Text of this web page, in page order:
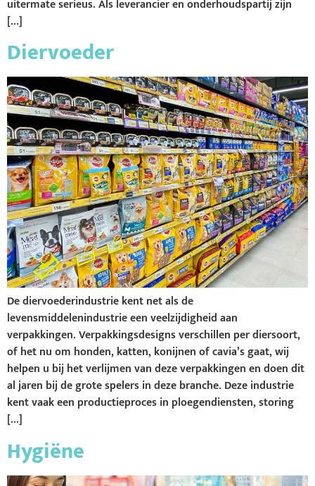
uitermate serieus. Als leverancier en onderhoudspartij zijn
[…]
Diervoeder
De diervoederindustrie kent net als de
levensmiddelenindustrie een veelzijdigheid aan
verpakkingen. Verpakkingsdesigns verschillen per diersoort,
of het nu om honden, katten, konijnen of cavia’s gaat, wij
helpen u bij het verlijmen van deze verpakkingen en doen dit
al jaren bij de grote spelers in deze branche. Deze industrie
kent vaak een productieproces in ploegendiensten, storing
[…]
Hygiëne